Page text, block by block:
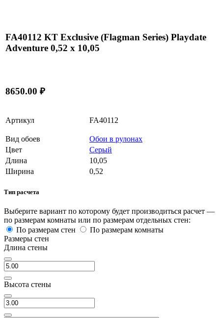
FA40112 KT Exclusive (Flagman Series) Playdate
Adventure 0,52 x 10,05
8650.00 ₽
Артикул FA40112
Вид обоев
Обои в рулонах
Цвет
Серый
Длина
10,05
Ширина
0,52
Тип расчета
Выберите вариант по которому будет производиться расчет —
по размерам комнаты или по размерам отдельных стен:
По размерам стен
По размерам комнаты
Размеры стен
Длина стены
Высота стены